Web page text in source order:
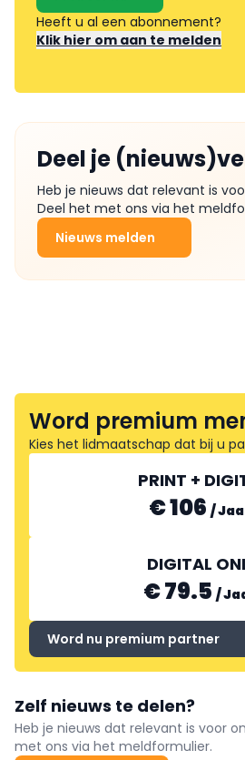
Heeft u al een abonnement?
Klik hier om aan te melden
Deel je
Heb je nieuws dat relevant is
Deel het met ons via het
Nieuws melden
Word premium
Kies het lidmaatschap dat bij u
PRINT +
€ 106 /
DIGITAL
€ 79.5 /
Word nu premium partner
Zelf nieuws te delen?
Heb je nieuws dat relevant is voor
met ons via het meldformulier.